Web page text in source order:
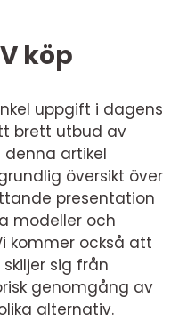
köp
uppgift i dagens
brett utbud av
denna artikel
översikt över
presentation
modeller och
kommer också att
sig från
genomgång av
alternativ.